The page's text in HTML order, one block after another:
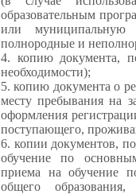
образовательным
или муниципальную
полнородные и
4. копию документа,
необходимости);
5. копию документа о
месту пребывания на
оформления
поступающего,
6. копии документов,
обучение по
приема на обучение
общего